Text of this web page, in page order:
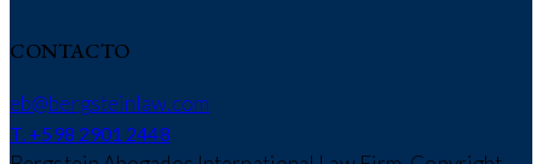
CONTACTO
eb@bergsteinlaw.com
T. +598 2901 2448